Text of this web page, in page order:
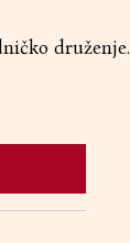
druženje.